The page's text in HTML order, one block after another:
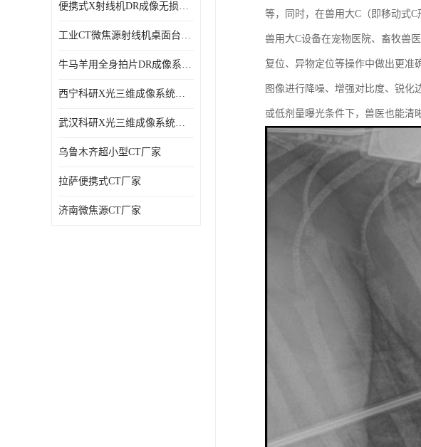
便携式X射线机DR成像无损探伤检测系统
工业CT微焦源射线机桌面台式CT实验动物三维X光成像系统微型CT
牛马羊用全身拍片DR成像系统动物园兽医站数字化X光机悬吊牛用DR
西宁科研X光三维成像系统定制
武汉科研X光三维成像系统定制
乌鲁木齐超小型CT厂家
拉萨便携式CT厂家
济南微焦源CT厂家
等，同时，在兽用大C（即移动式
兽用大C设备在宠物医院、畜牧兽
复位、异物定位等操作中做出更准
图像进行降噪、增强对比度、锐化
或低剂量曝光条件下，兽医也能清